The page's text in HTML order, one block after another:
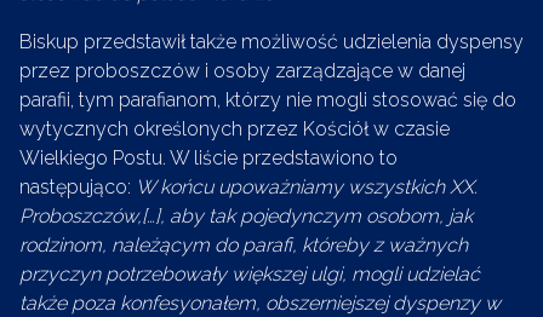
Biskup przedstawił także możliwość udzielenia dyspensy
przez proboszczów i osoby zarządzające w danej
parafii, tym parafianom, którzy nie mogli stosować się do
wytycznych określonych przez Kościół w czasie
Wielkiego Postu. W liście przedstawiono to
następująco: W końcu upoważniamy wszystkich XX.
Proboszczów,[…], aby tak pojedynczym osobom, jak
rodzinom, należącym do parafi, któreby z ważnych
przyczyn potrzebowały większej ulgi, mogli udzielać
także poza konfesyonałem, obszerniejszej dyspenzy w